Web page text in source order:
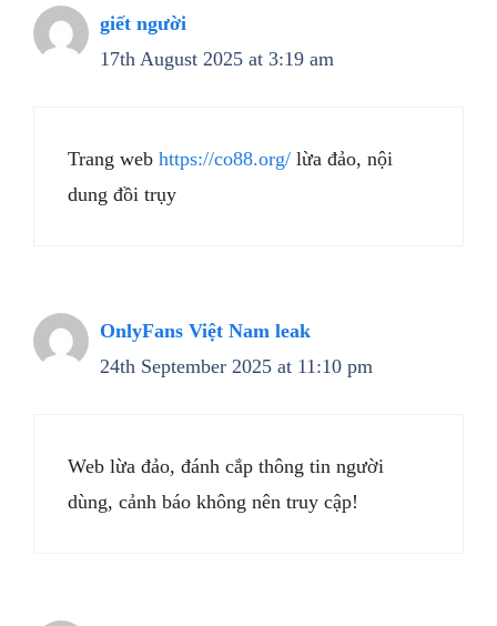
giết người
17th August 2025 at 3:19 am
Trang web https://co88.org/ lừa đảo, nội
dung đồi trụy
OnlyFans Việt Nam leak
24th September 2025 at 11:10 pm
Web lừa đảo, đánh cắp thông tin người
dùng, cảnh báo không nên truy cập!